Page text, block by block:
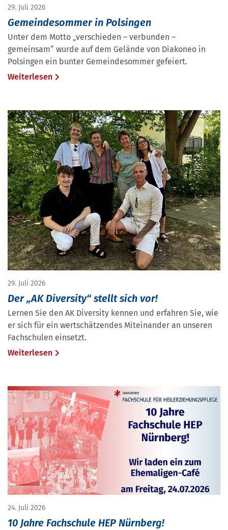
29. Juli 2026
Gemeindesommer in Polsingen
Unter dem Motto „verschieden – verbunden –
gemeinsam“ wurde auf dem Gelände von Diakoneo in
Polsingen ein bunter Gemeindesommer gefeiert.
Weiterlesen
29. Juli 2026
Der „AK Diversity“ stellt sich vor!
Lernen Sie den AK Diversity kennen und erfahren Sie, wie
er sich für ein wertschätzendes Miteinander an unseren
Fachschulen einsetzt.
Weiterlesen
24. Juli 2026
10 Jahre Fachschule HEP Nürnberg!